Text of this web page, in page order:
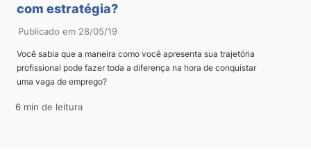
com estratégia?
Publicado em 28/05/19
Você sabia que a maneira como você apresenta sua trajetória
profissional pode fazer toda a diferença na hora de conquistar
uma vaga de emprego?
6 min de leitura